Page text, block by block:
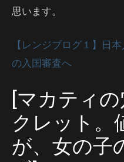
思います。
【レンジブログ１】日
の入国審査へ
[マカティ
クレット。
が、女の子